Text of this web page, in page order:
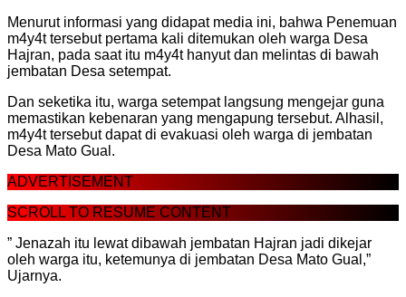
Menurut informasi yang didapat media ini, bahwa Penemuan
m4y4t tersebut pertama kali ditemukan oleh warga Desa
Hajran, pada saat itu m4y4t hanyut dan melintas di bawah
jembatan Desa setempat.
Dan seketika itu, warga setempat langsung mengejar guna
memastikan kebenaran yang mengapung tersebut. Alhasil,
m4y4t tersebut dapat di evakuasi oleh warga di jembatan
Desa Mato Gual.
ADVERTISEMENT
SCROLL TO RESUME CONTENT
” Jenazah itu lewat dibawah jembatan Hajran jadi dikejar
oleh warga itu, ketemunya di jembatan Desa Mato Gual,”
Ujarnya.